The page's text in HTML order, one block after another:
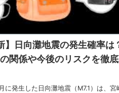
】日向灘地震の発生確率は
関係や今後のリスクを徹底
に発生した日向灘地震（M7.1）は、宮